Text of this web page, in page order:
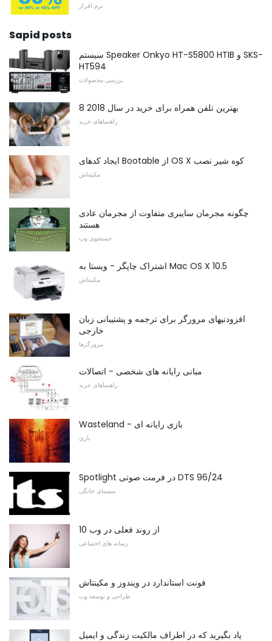
نرم افزار
Sapid posts
سیستم Speaker Onkyo HT-S5800 HTIB و SKS-
HT594
بررسی محصولات
8 بهترین تلفن همراه برای خرید در سال 2018
راهنماهای خرید
ایجاد کدهای Bootable از OS X کوه شیر نصب
مکینتاش
چگونه مجرمان سایبری متفاوت از مجرمان عادی
هستند
جستجوی وب
اشتراک چاپگر - ویستا به Mac OS X 10.5
مکینتاش
افزودنیهای مرورگر برای ترجمه و پشتیبانی زبان
خارجی
مرورگرها
مبانی رایانه های شخصی - اتصالات
راهنماهای خرید
Wasteland - بازی رایانه ای
بازی
Spotlight در فرمت صوتی DTS 96/24
سینمای خانگی
10 از روند فعلی در وب
رسانه های اجتماعی
فونت استاندارد در ویندوز و مکینتاش
طراحی و توسعه وب
یاد بگیرید که در اطراف مالکیت زندگی و ایمیل